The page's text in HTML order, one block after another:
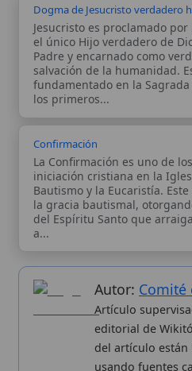
la gracia bautismal, otorgando
del Espíritu Santo que arraiga
a...
Autor:Comité
Artículo supervisado
del artículo están
usando fuentes
patrísticos, de
teológicos,
de concilios,
magisteriales y
Wikitólica © 2026. Enciclopedia
histórico y litúrgico de la Iglesia
Curso Católico,Buscador Católico
analíticas anónimas. Licencia CC
Valencia, España.ISSN: 3101-7339.
Carlo Acutis.